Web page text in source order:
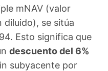
mNAV (valor
se sitúa
Esto significa que
descuento del 6%
subyacente por